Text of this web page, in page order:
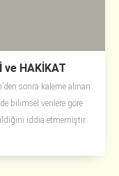
ve HAKİKAT
sonra kaleme alınan
bilimsel verilere göre
iddia etmemiştir.